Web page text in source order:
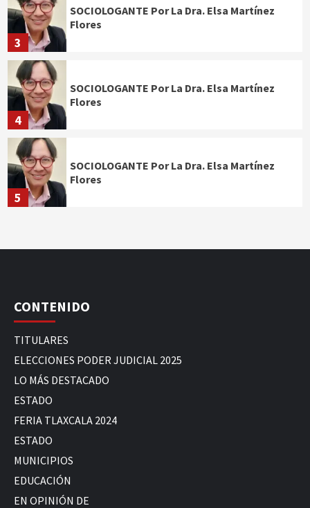
3
SOCIOLOGANTE Por La Dra. Elsa Martínez
Flores
4
SOCIOLOGANTE Por La Dra. Elsa Martínez
Flores
5
SOCIOLOGANTE Por La Dra. Elsa Martínez
Flores
CONTENIDO
TITULARES
ELECCIONES PODER JUDICIAL 2025
LO MÁS DESTACADO
ESTADO
FERIA TLAXCALA 2024
ESTADO
MUNICIPIOS
EDUCACIÓN
EN OPINIÓN DE